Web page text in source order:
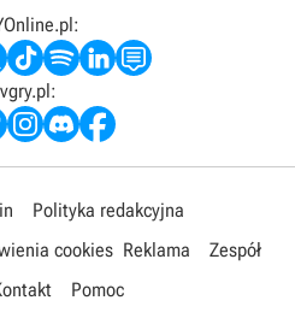
Polityka redakcyjna
cookies Reklama
Zespół
Pomoc